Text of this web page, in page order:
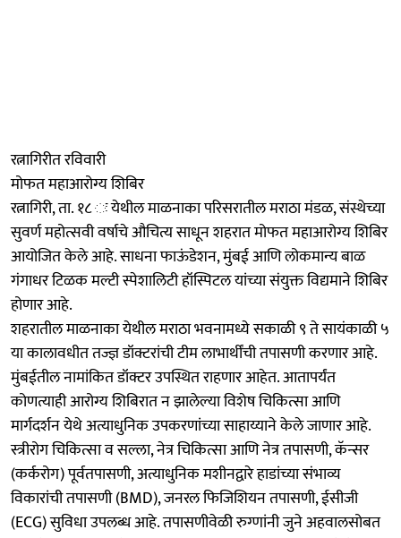
रत्नागिरीत रविवारी
मोफत महाआरोग्य शिबिर
रत्नागिरी, ता. १८ ः येथील माळनाका परिसरातील मराठा मंडळ, संस्थेच्या
सुवर्ण महोत्सवी वर्षाचे औचित्य साधून शहरात मोफत महाआरोग्य शिबिर
आयोजित केले आहे. साधना फाऊंडेशन, मुंबई आणि लोकमान्य बाळ
गंगाधर टिळक मल्टी स्पेशालिटी हॉस्पिटल यांच्या संयुक्त विद्यमाने शिबिर
होणार आहे.
शहरातील माळनाका येथील मराठा भवनामध्ये सकाळी ९ ते सायंकाळी ५
या कालावधीत तज्ज्ञ डॉक्टरांची टीम लाभार्थींची तपासणी करणार आहे.
मुंबईतील नामांकित डॉक्टर उपस्थित राहणार आहेत. आतापर्यंत
कोणत्याही आरोग्य शिबिरात न झालेल्या विशेष चिकित्सा आणि
मार्गदर्शन येथे अत्याधुनिक उपकरणांच्या साहाय्याने केले जाणार आहे.
स्त्रीरोग चिकित्सा व सल्ला, नेत्र चिकित्सा आणि नेत्र तपासणी, कॅन्सर
(कर्करोग) पूर्वतपासणी, अत्याधुनिक मशीनद्वारे हाडांच्या संभाव्य
विकारांची तपासणी (BMD), जनरल फिजिशियन तपासणी, ईसीजी
(ECG) सुविधा उपलब्ध आहे. तपासणीवेळी रुग्णांनी जुने अहवालसोबत